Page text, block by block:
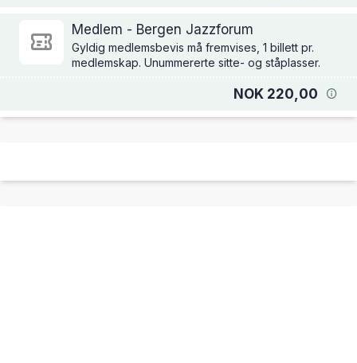
Medlem - Bergen Jazzforum
Gyldig medlemsbevis må fremvises, 1 billett pr.
medlemskap. Unummererte sitte- og ståplasser.
NOK 220,00